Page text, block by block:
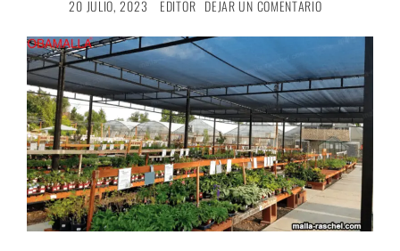
20 JULIO, 2023 EDITOR DEJAR UN COMENTARIO